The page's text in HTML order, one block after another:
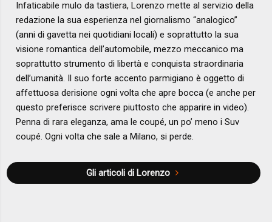
Infaticabile mulo da tastiera, Lorenzo mette al servizio della
redazione la sua esperienza nel giornalismo “analogico”
(anni di gavetta nei quotidiani locali) e soprattutto la sua
visione romantica dell’automobile, mezzo meccanico ma
soprattutto strumento di libertà e conquista straordinaria
dell’umanità. Il suo forte accento parmigiano è oggetto di
affettuosa derisione ogni volta che apre bocca (e anche per
questo preferisce scrivere piuttosto che apparire in video).
Penna di rara eleganza, ama le coupé, un po’ meno i Suv
coupé. Ogni volta che sale a Milano, si perde.
Gli articoli di Lorenzo